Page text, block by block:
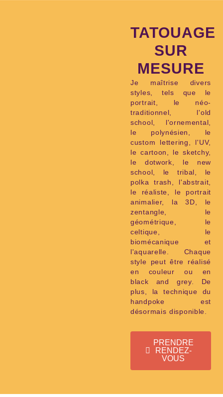
TATOUAGE
SUR
MESURE
Je maîtrise divers
styles, tels que le
portrait, le néo-
traditionnel, l'old
school, l'ornemental,
le polynésien, le
custom lettering, l'UV,
le cartoon, le sketchy,
le dotwork, le new
school, le tribal, le
polka trash, l'abstrait,
le réaliste, le portrait
animalier, la 3D, le
zentangle, le
géométrique, le
celtique, le
biomécanique et
l'aquarelle. Chaque
style peut être réalisé
en couleur ou en
black and grey. De
plus, la technique du
handpoke est
désormais disponible.
PRENDRE
RENDEZ-
VOUS